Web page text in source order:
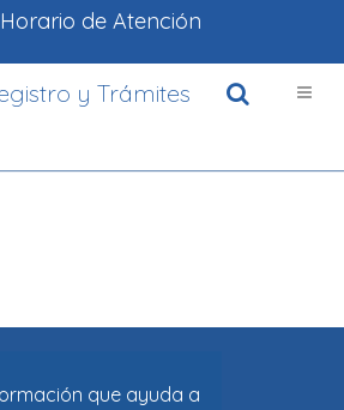
Horario de Atención
y Trámites
que ayuda a